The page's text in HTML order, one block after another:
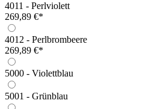
4011 - Perlviolett
269,89 €*
4012 - Perlbrombeere
269,89 €*
5000 - Violettblau
5001 - Grünblau